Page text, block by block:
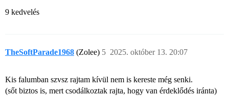
9 kedvelés
TheSoftParade1968 (Zolee) 2025. október 13. 20:07
5
Kis falumban szvsz rajtam kívül nem is kereste még senki.
(sőt biztos is, mert csodálkoztak rajta, hogy van érdeklődés iránta)